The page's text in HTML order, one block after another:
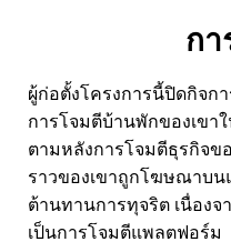
กา
ผู้ก่อตั้งโครงการนี้ปิดกิจก
การโจมตีบ้านพักของเขา
ตามหลังการโจมตีธุรกิจขอ
ราวของเขาถูกโฆษณาบ
ต้านทานการทุจริต เนื่อง
เป็นการโจมตีแพลตฟอร์ม